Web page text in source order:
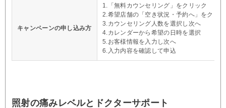
キャンペーンの申し込み方
1.「無料カウンセリング」をクリック
2.希望店舗の「空き状況・予約へ」をクリ
3.カウンセリング人数を選択し次へ
4.カレンダーから希望の日時を選択
5.お客様情報を入力し次へ
6.入力内容を確認して申込
照射の痛みレベルとドクターサポート